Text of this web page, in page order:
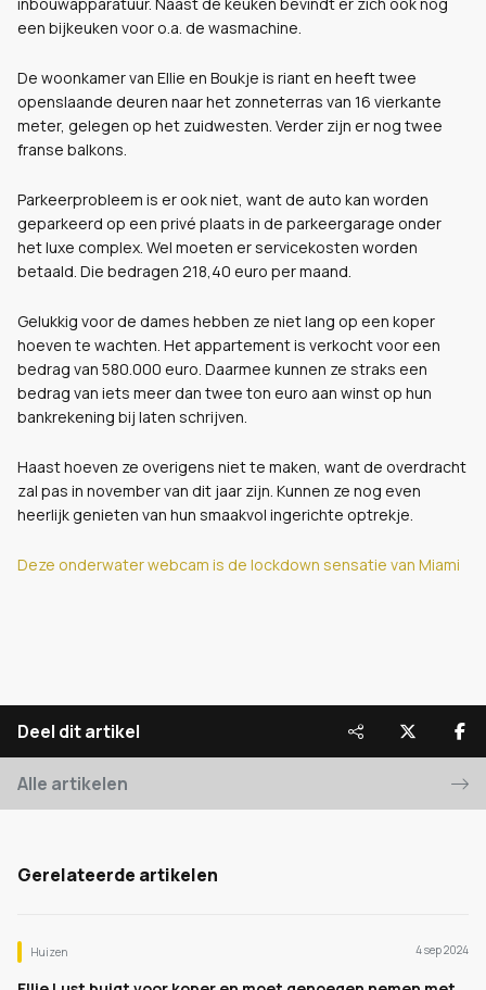
een bijkeuken voor o.a. de wasmachine.
De woonkamer van Ellie en Boukje is riant en heeft twee
openslaande deuren naar het zonneterras van 16 vierkante
meter, gelegen op het zuidwesten. Verder zijn er nog twee
franse balkons.
Parkeerprobleem is er ook niet, want de auto kan worden
geparkeerd op een privé plaats in de parkeergarage onder
het luxe complex. Wel moeten er servicekosten worden
betaald. Die bedragen 218,40 euro per maand.
Gelukkig voor de dames hebben ze niet lang op een koper
hoeven te wachten. Het appartement is verkocht voor een
bedrag van 580.000 euro. Daarmee kunnen ze straks een
bedrag van iets meer dan twee ton euro aan winst op hun
bankrekening bij laten schrijven.
Haast hoeven ze overigens niet te maken, want de overdracht
zal pas in november van dit jaar zijn. Kunnen ze nog even
heerlijk genieten van hun smaakvol ingerichte optrekje.
Deze onderwater webcam is de lockdown sensatie van Miami
Deel dit artikel
Alle artikelen
Gerelateerde artikelen
Huizen 4 sep 2024